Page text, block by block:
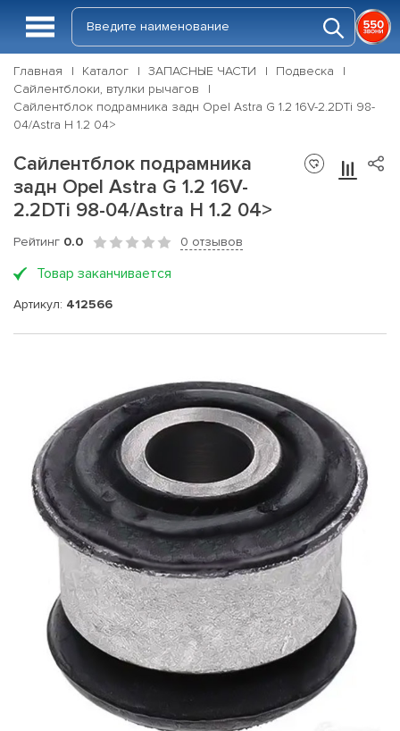
Главная Каталог ЗАПАСНЫЕ ЧАСТИ
Подвеска
Сайлентблоки, втулки рычагов
Cайлентблок подрамника задн Opel Astra G 1.2 16V-2.2DTi 98-
04/Astra H 1.2 04>
Cайлентблок подрамника
задн Opel Astra G 1.2 16V-
2.2DTi 98-04/Astra H 1.2 04>
Рейтинг 0.0 0 отзывов
Товар заканчивается
Артикул: 412566